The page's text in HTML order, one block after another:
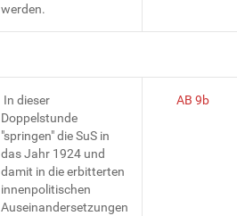
werden.
In dieser
Doppelstunde
"springen" die SuS in
das Jahr 1924 und
damit in die erbitterten
innenpolitischen
Auseinandersetzungen
AB 9b